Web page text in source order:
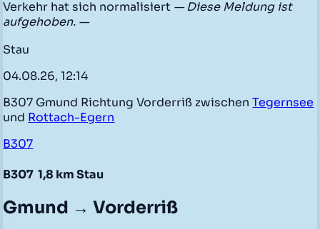
Verkehr hat sich normalisiert — Diese Meldung ist
aufgehoben. —
Stau
04.08.26, 12:14
B307 Gmund Richtung Vorderriß zwischenTegernsee
und Rottach-Egern
B307
B307 1,8 km Stau
Gmund → Vorderriß